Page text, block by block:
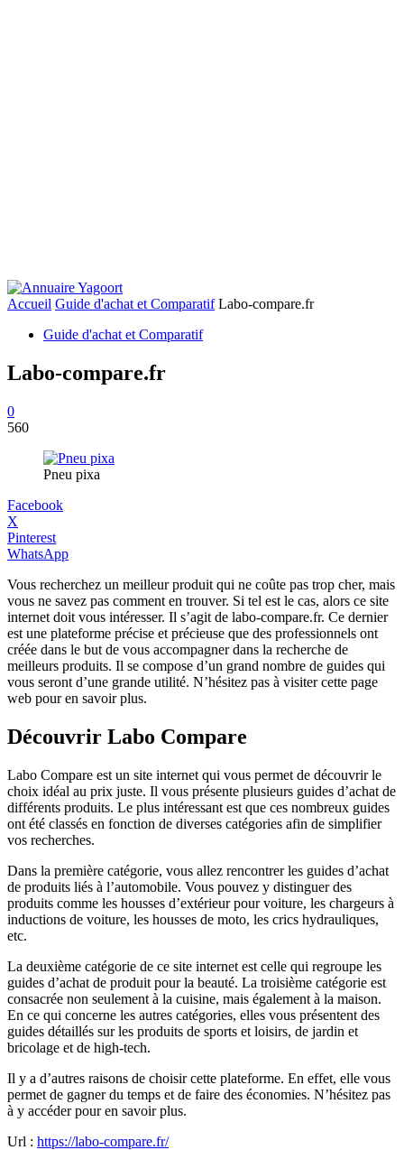
Accueil Guide d'achat et Comparatif Labo-compare.fr
Guide d'achat et Comparatif
Labo-compare.fr
0
560
Pneu pixa
Facebook
X
Pinterest
WhatsApp
Vous recherchez un meilleur produit qui ne coûte pas trop cher, mais
vous ne savez pas comment en trouver. Si tel est le cas, alors ce site
internet doit vous intéresser. Il s’agit de labo-compare.fr. Ce dernier
est une plateforme précise et précieuse que des professionnels ont
créée dans le but de vous accompagner dans la recherche de
meilleurs produits. Il se compose d’un grand nombre de guides qui
vous seront d’une grande utilité. N’hésitez pas à visiter cette page
web pour en savoir plus.
Découvrir Labo Compare
Labo Compare est un site internet qui vous permet de découvrir le
choix idéal au prix juste. Il vous présente plusieurs guides d’achat de
différents produits. Le plus intéressant est que ces nombreux guides
ont été classés en fonction de diverses catégories afin de simplifier
vos recherches.
Dans la première catégorie, vous allez rencontrer les guides d’achat
de produits liés à l’automobile. Vous pouvez y distinguer des
produits comme les housses d’extérieur pour voiture, les chargeurs à
inductions de voiture, les housses de moto, les crics hydrauliques,
etc.
La deuxième catégorie de ce site internet est celle qui regroupe les
guides d’achat de produit pour la beauté. La troisième catégorie est
consacrée non seulement à la cuisine, mais également à la maison.
En ce qui concerne les autres catégories, elles vous présentent des
guides détaillés sur les produits de sports et loisirs, de jardin et
bricolage et de high-tech.
Il y a d’autres raisons de choisir cette plateforme. En effet, elle vous
permet de gagner du temps et de faire des économies. N’hésitez pas
à y accéder pour en savoir plus.
Url : https://labo-compare.fr/